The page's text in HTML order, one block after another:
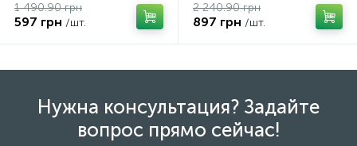
1 490.90 грн
597 грн /шт.
2 240.90 грн
897 грн /шт.
Нужна консультация? Задайте
вопрос прямо сейчас!